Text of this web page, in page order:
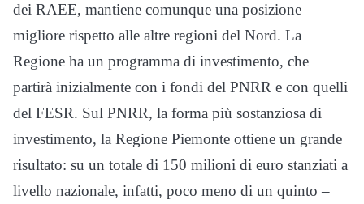
dei RAEE, mantiene comunque una posizione
migliore rispetto alle altre regioni del Nord. La
Regione ha un programma di investimento, che
partirà inizialmente con i fondi del PNRR e con quelli
del FESR. Sul PNRR, la forma più sostanziosa di
investimento, la Regione Piemonte ottiene un grande
risultato: su un totale di 150 milioni di euro stanziati a
livello nazionale, infatti, poco meno di un quinto –